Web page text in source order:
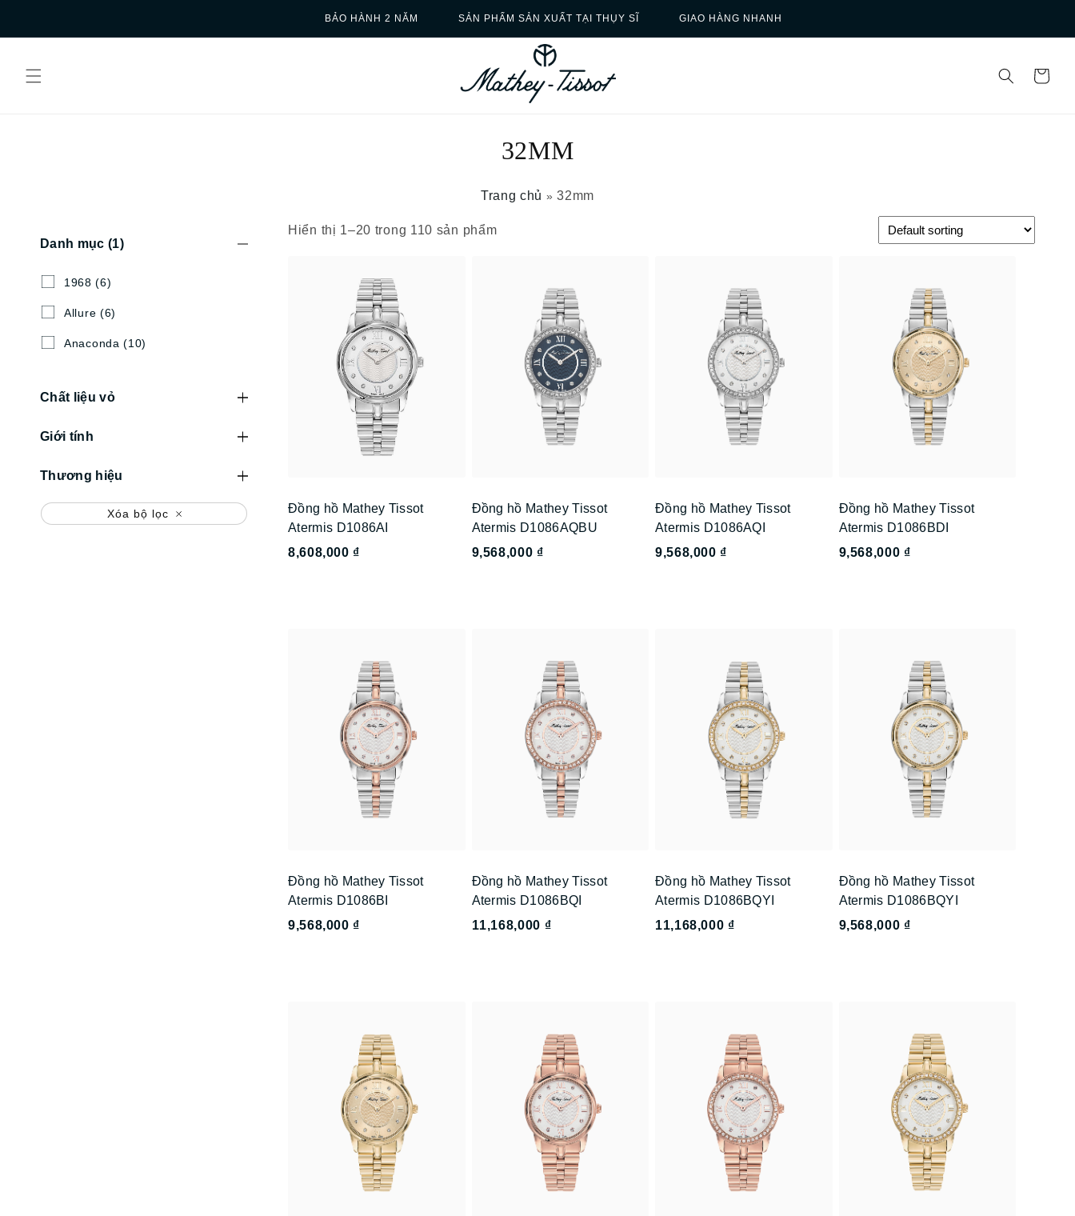
BẢO HÀNH 2 NĂM SẢN PHẨM SẢN XUẤT TẠI THỤY SĨ GIAO HÀNG NHANH
32MM
Trang chủ »32mm
Danh mục (1)
1968 (6)
Allure (6)
Anaconda (10)
Chất liệu vỏ
Giới tính
Thương hiệu
Xóa bộ lọc
Hiển thị 1–20 trong 110 sản phẩm
Đồng hồ Mathey Tissot
Atermis D1086AI
8,608,000 ₫
Đồng hồ Mathey Tissot
Atermis D1086AQBU
9,568,000 ₫
Đồng hồ Mathey Tissot
Atermis D1086AQI
9,568,000 ₫
Đồng hồ Mathey Tissot
Atermis D1086BDI
9,568,000 ₫
Đồng hồ Mathey Tissot
Atermis D1086BI
9,568,000 ₫
Đồng hồ Mathey Tissot
Atermis D1086BQI
11,168,000 ₫
Đồng hồ Mathey Tissot
Atermis D1086BQYI
11,168,000 ₫
Đồng hồ Mathey Tissot
Atermis D1086BQYI
9,568,000 ₫